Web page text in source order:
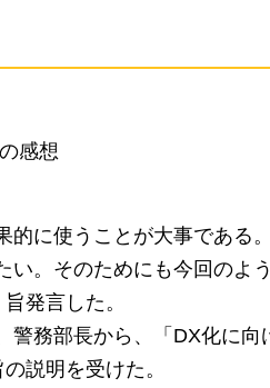
感想
的に使うことが大事である
い。そのためにも今回のよ
発言した。
警務部長から、「DX化に向
説明を受けた。